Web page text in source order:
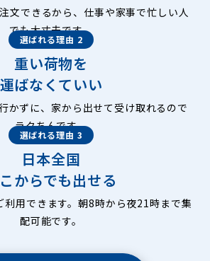
文できるから、仕事や家事で忙しい人
でも大丈夫です。
選ばれる理由 2
重い荷物を
運ばなくていい
かずに、家から出せて受け取れるので
ラクちんです。
選ばれる理由 3
日本全国
からでも出せる
利用できます。朝8時から夜21時まで集
配可能です。